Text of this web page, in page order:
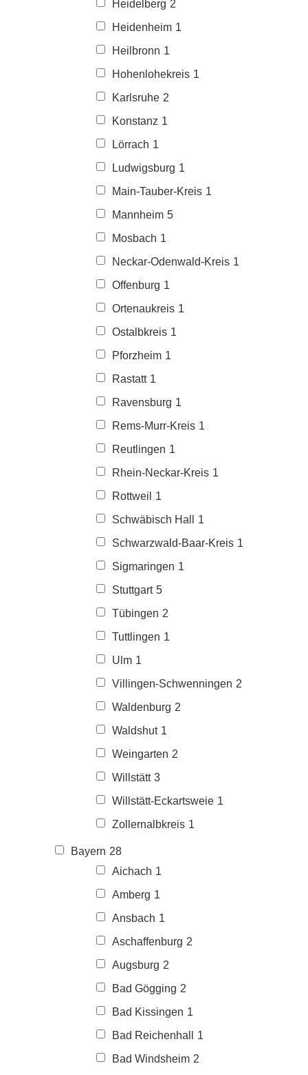
Heidelberg 2
Heidenheim 1
Heilbronn 1
Hohenlohekreis 1
Karlsruhe 2
Konstanz 1
Lörrach 1
Ludwigsburg 1
Main-Tauber-Kreis 1
Mannheim 5
Mosbach 1
Neckar-Odenwald-Kreis 1
Offenburg 1
Ortenaukreis 1
Ostalbkreis 1
Pforzheim 1
Rastatt 1
Ravensburg 1
Rems-Murr-Kreis 1
Reutlingen 1
Rhein-Neckar-Kreis 1
Rottweil
1
Schwäbisch Hall
1
Schwarzwald-Baar-Kreis 1
Sigmaringen 1
Stuttgart 5
Tübingen 2
Tuttlingen 1
Ulm 1
Villingen-Schwenningen 2
Waldenburg 2
Waldshut 1
Weingarten 2
Willstätt 3
Willstätt-Eckartsweie 1
Zollernalbkreis 1
Bayern 28
Aichach 1
Amberg 1
Ansbach 1
Aschaffenburg 2
Augsburg 2
Bad Gögging 2
Bad Kissingen 1
Bad Reichenhall
1
Bad Windsheim 2